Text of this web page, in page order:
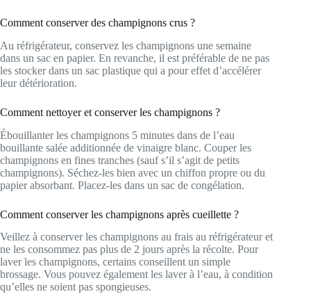
Comment conserver des champignons crus ?
Au réfrigérateur, conservez les champignons une semaine
dans un sac en papier. En revanche, il est préférable de ne pas
les stocker dans un sac plastique qui a pour effet d’accélérer
leur détérioration.
Comment nettoyer et conserver les champignons ?
Ébouillanter les champignons 5 minutes dans de l’eau
bouillante salée additionnée de vinaigre blanc. Couper les
champignons en fines tranches (sauf s’il s’agit de petits
champignons). Séchez-les bien avec un chiffon propre ou du
papier absorbant. Placez-les dans un sac de congélation.
Comment conserver les champignons après cueillette ?
Veillez à conserver les champignons au frais au réfrigérateur et
ne les consommez pas plus de 2 jours après la récolte. Pour
laver les champignons, certains conseillent un simple
brossage. Vous pouvez également les laver à l’eau, à condition
qu’elles ne soient pas spongieuses.